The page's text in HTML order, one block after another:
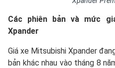
Các phiên bản và mức
Xpander
Giá xe Mitsubishi Xpander
bản khác nhau vào tháng 8